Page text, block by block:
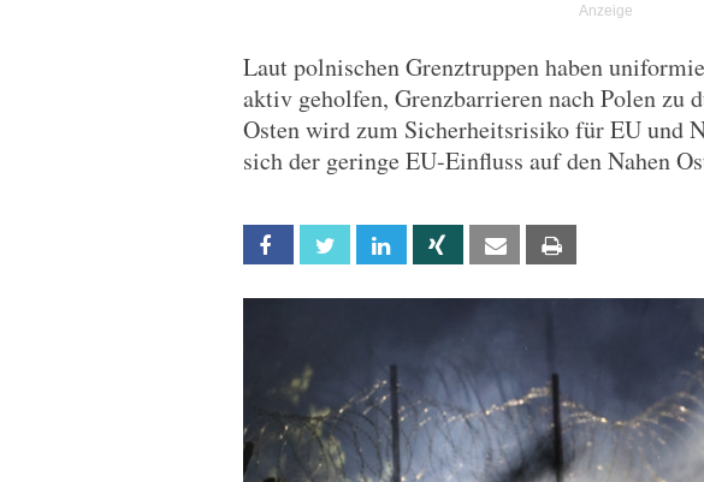
Laut polnischen Grenztruppen haben
aktiv geholfen, Grenzbarrieren nach Polen zu
Osten wird zum Sicherheitsrisiko für EU und
sich der geringe EU-Einfluss auf den Nahen
Facebook Twitter Linkedin Xing Email